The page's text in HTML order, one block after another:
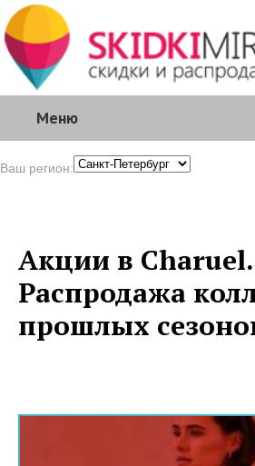
Меню
Ваш регион:
Акции в Charuel.
Распродажа
прошлых